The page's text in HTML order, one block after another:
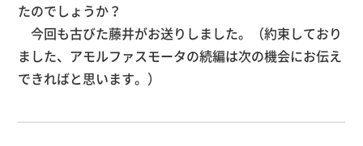
たのでしょうか？
今回も古びた藤井がお送りしました。（約束しており
ました、アモルファスモータの続編は次の機会にお伝え
できればと思います。）